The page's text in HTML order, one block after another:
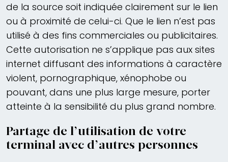
de la source soit indiquée clairement sur le lien
ou à proximité de celui-ci. Que le lien n’est pas
utilisé à des fins commerciales ou publicitaires.
Cette autorisation ne s’applique pas aux sites
internet diffusant des informations à caractère
violent, pornographique, xénophobe ou
pouvant, dans une plus large mesure, porter
atteinte à la sensibilité du plus grand nombre.
Partage de l’utilisation de votre
terminal avec d’autres personnes